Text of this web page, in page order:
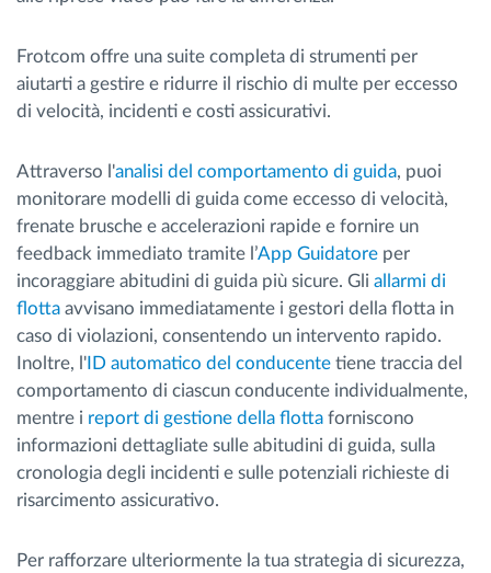
Frotcom offre una suite completa di strumenti per
aiutarti a gestire e ridurre il rischio di multe per eccesso
di velocità, incidenti e costi assicurativi.
Attraverso l'analisi del comportamento di guida, puoi
monitorare modelli di guida come eccesso di velocità,
frenate brusche e accelerazioni rapide e fornire un
feedback immediato tramite l’App Guidatore per
incoraggiare abitudini di guida più sicure. Gli allarmi di
flotta avvisano immediatamente i gestori della flotta in
caso di violazioni, consentendo un intervento rapido.
Inoltre, l' ID automatico del conducente tiene traccia del
comportamento di ciascun conducente individualmente,
mentre i report di gestione della flotta forniscono
informazioni dettagliate sulle abitudini di guida, sulla
cronologia degli incidenti e sulle potenziali richieste di
risarcimento assicurativo.
Per rafforzare ulteriormente la tua strategia di sicurezza,